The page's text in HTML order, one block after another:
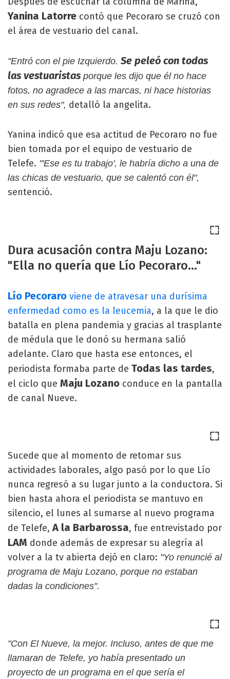
Yanina Latorre contó que Pecoraro se cruzó con
el área de vestuario del canal.
"Entró con el pie Izquierdo. Se peleó con todas
las vestuaristas porque les dijo que él no hace
fotos, no agradece a las marcas, ni hace historias
en sus redes", detalló la angelita.
Yanina indicó que esa actitud de Pecoraro no fue
bien tomada por el equipo de vestuario de
Telefe. "'Ese es tu trabajo', le habría dicho a una de
las chicas de vestuario, que se calentó con él",
sentenció.
Dura acusación contra Maju Lozano:
"Ella no quería que Lío Pecoraro..."
Lío Pecoraro viene de atravesar una durísima
enfermedad como es la leucemia, a la que le dio
batalla en plena pandemia y gracias al trasplante
de médula que le donó su hermana salió
adelante. Claro que hasta ese entonces, el
periodista formaba parte de Todas las tardes,
el ciclo que Maju Lozano conduce en la pantalla
de canal Nueve.
Sucede que al momento de retomar sus
actividades laborales, algo pasó por lo que Lío
nunca regresó a su lugar junto a la conductora. Si
bien hasta ahora el periodista se mantuvo en
silencio, el lunes al sumarse al nuevo programa
de Telefe,A la Barbarossa, fue entrevistado por
LAM donde además de expresar su alegría al
volver a la tv abierta dejó en claro: "Yo renuncié al
programa de Maju Lozano, porque no estaban
dadas la condiciones".
"Con El Nueve, la mejor. Incluso, antes de que me
llamaran de Telefe, yo había presentado un
proyecto de un programa en el que sería el